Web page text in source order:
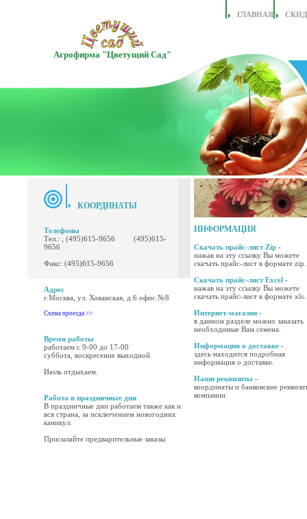
Агрофирма "Цветущий Сад"
ГЛАВНАЯ
КООРДИНАТЫ
Телефоны
Тел.: , (495)615-9656 (495)615-
9656
Факс: (495)615-9656
Адрес
г.Москва, ул. Хованская, д.6 офис №8
Схема проезда >>
Время работы
работаем с 9-00 до 17-00
суббота, воскресение выходной
Июль отдыхаем.
Работа в праздничные дни
В праздничные дни работаем также как и
вся страна, за исключением новогодних
каникул.
Присылайте предварительные заказы
ИНФОРМАЦИЯ
Скачать прайс-лист Zip -
нажав на эту ссылку Вы можете
скачать прайс-лист в формате zip.
Скачать прайс-лист Excel -
нажав на эту ссылку Вы можете
скачать прайс-лист в формате xls.
Интернет-магазин -
в данном разделе можно заказать
необходимые Вам семена.
Информация о доставке -
здесь находится подробная
информация о доставке.
Наши реквизиты -
координаты и банковские
компании.